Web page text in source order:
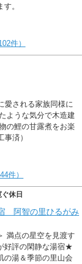
。
件）
愛される家族同様に
ような気分で木造建
の鯉の甘露煮をお楽
済）
件）
休日
阿智の里ひるがみ
満点の星空を見渡す
好評の閑静な湯宿★
の湯＆季節の里山会